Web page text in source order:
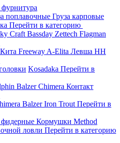
поплавочные Груза карповые
Перейти в категорию
Craft Bassday Zettech Flagman
Freeway A-Elita Левша НН
Kosadaka Перейти в
BalzerChimera Контакт
BalzerIron Trout Перейти в
Кормушки Method
ловли Перейти в категорию